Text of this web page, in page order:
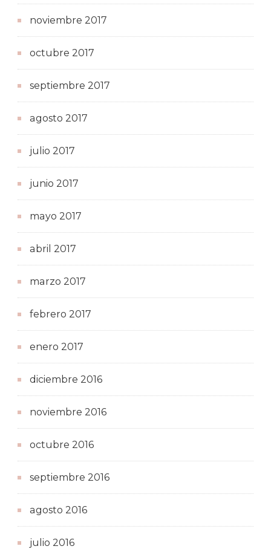
noviembre 2017
octubre 2017
septiembre 2017
agosto 2017
julio 2017
junio 2017
mayo 2017
abril 2017
marzo 2017
febrero 2017
enero 2017
diciembre 2016
noviembre 2016
octubre 2016
septiembre 2016
agosto 2016
julio 2016